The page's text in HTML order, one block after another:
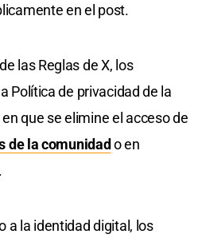
en el post.
las Reglas de X, los
Política de privacidad de la
que se elimine el acceso de
de la comunidado en
a la identidad digital, los